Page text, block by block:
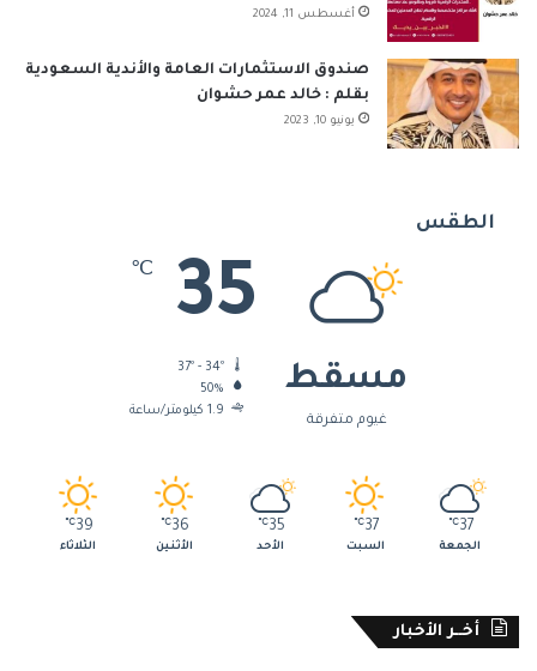
أغسطس 11, 2024
صندوق الاستثمارات العامة والأندية السعودية
بقلم : خالد عمر حشوان
يونيو 10, 2023
الطقس
مسقط
غيوم متفرقة
35
℃
50%
1.9 كيلومتر/ساعة
37
℃
الجمعة
37
℃
السبت
35
℃
الأحد
36
℃
الأثنين
39
℃
الثلاثاء
أخــر الأخبار